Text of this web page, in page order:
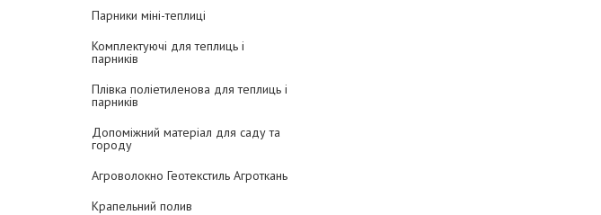
Парники міні-теплиці
Комплектуючі для теплиць і
парників
Плівка поліетиленова для теплиць і
парників
Допоміжний матеріал для саду та
городу
Агроволокно Геотекстиль Агроткань
Крапельний полив